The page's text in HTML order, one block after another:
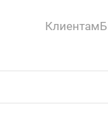
Клиентам